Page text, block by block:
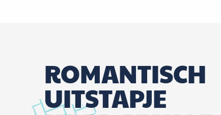
ROMANTISCH
UITSTAPJE